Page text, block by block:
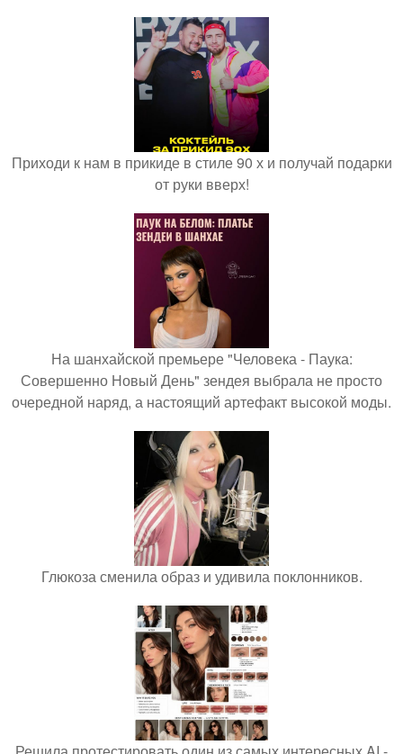
Приходи к нам в прикиде в стиле 90 х и получай подарки
от руки вверх!
На шанхайской премьере "Человека - Паука:
Совершенно Новый День" зендея выбрала не просто
очередной наряд, а настоящий артефакт высокой моды.
Глюкоза сменила образ и удивила поклонников.